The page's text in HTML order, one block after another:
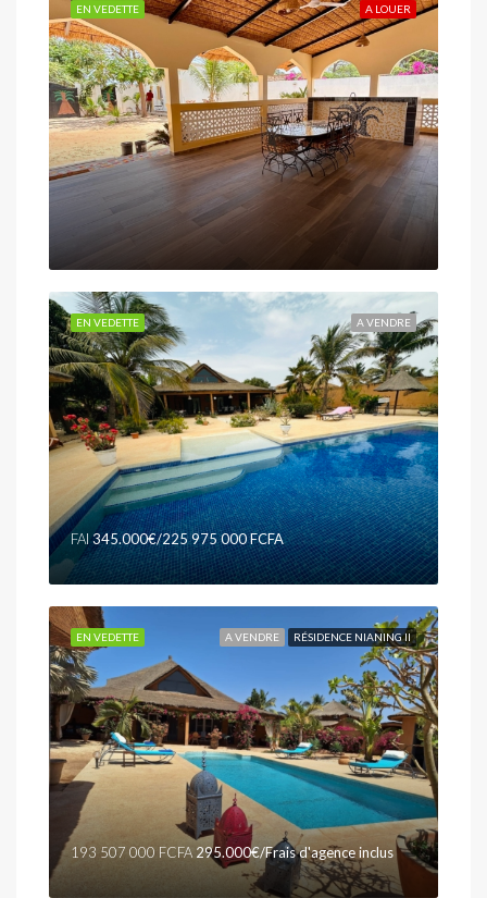
A LOUER
EN VEDETTE
A VENDRE
EN VEDETTE
FAI345.000€/225 975 000 FCFA
A VENDRE RÉSIDENCE NIANING II
EN VEDETTE
193 507 000 FCFA 295.000€/Frais d'agence inclus